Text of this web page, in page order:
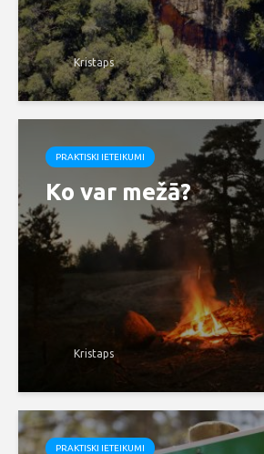
Kristaps
PRAKTISKI IETEIKUMI
Ko var mežā?
Kristaps
PRAKTISKI IETEIKUMI